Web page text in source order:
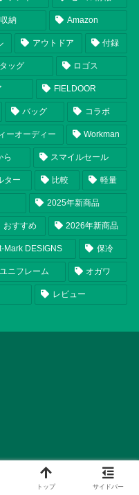
収納 Amazon
アウトドア 付録
ッグ ロゴス
FIELDOOR
バッグ コラボ
ーオーディー Workman
ら スマイルセール
ター 比較 軽量
2025年新商品
おすすめ 2026年新商品
Mark DESIGNS 保冷
ユニフレーム オガワ
レビュー
トップ サイドバー